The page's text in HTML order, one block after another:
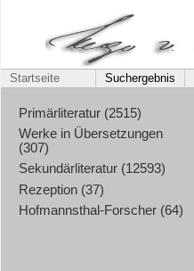
Startseite Suchergebnis
Primärliteratur (2515)
Werke in Übersetzungen
(307)
Sekundärliteratur (12593)
Rezeption (37)
Hofmannsthal-Forscher (64)